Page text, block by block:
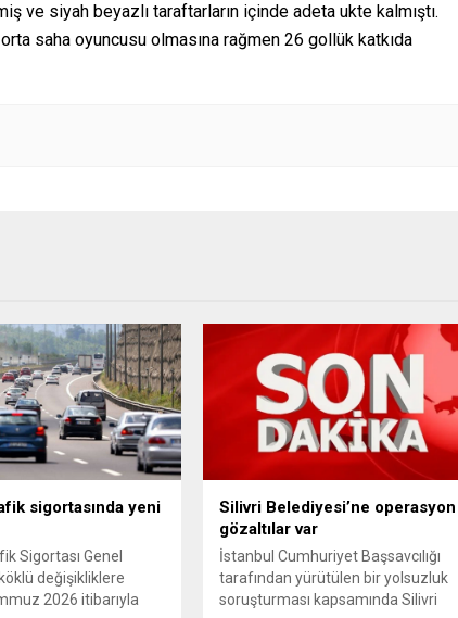
ve siyah beyazlı taraftarların içinde adeta ukte kalmıştı.
saha oyuncusu olmasına rağmen 26 gollük katkıda
sigortasında yeni
Sigortası Genel
değişikliklere
2026 itibarıyla
Silivri Belediyesi’ne operasyon
gözaltılar var
İstanbul Cumhuriyet Başsavcılığı
tarafından yürütülen bir yolsuzluk
soruşturması kapsamında Silivri